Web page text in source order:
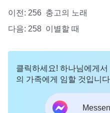
이전: 256 충고의 노래
다음: 258 이별할 때
클릭하세요! 하나님에게
의 가족에게 임할 것입니